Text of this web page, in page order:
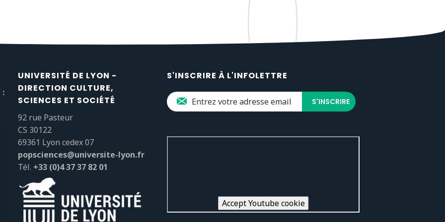
:
UNIVERSITÉ DE LYON -
DIRECTION CULTURE,
SCIENCES ET SOCIÉTÉ
92 rue Pasteur
CS 30122
69361 Lyon cedex 07
popsciences@universite-lyon.fr
Tél. +33 (0)4 37 37 82 01
S'INSCRIRE À L'INFOLETTRE
Accept Youtube cookie